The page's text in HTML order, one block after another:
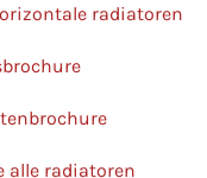
radiatoren
alle radiatoren